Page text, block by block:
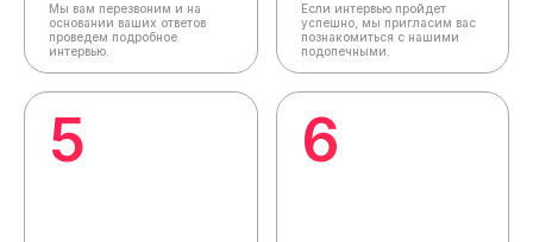
Мы вам перезвоним и на
основании ваших ответов
проведем подробное
интервью.
Если интервью пройдет
успешно, мы пригласим вас
познакомиться с нашими
подопечными.
5 6